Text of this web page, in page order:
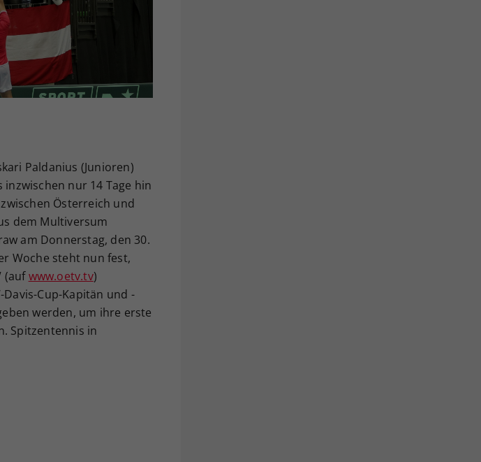
Paldanius (Junioren)
nur 14 Tage hin
Österreich und
dem Multiversum
am Donnerstag, den 30.
Woche steht nun fest,
(aufwww.oetv.tv)
Cup-Kapitän und -
werden, um ihre erste
Spitzentennis in
Einstellungen, falls der
dies eingestellt hat.